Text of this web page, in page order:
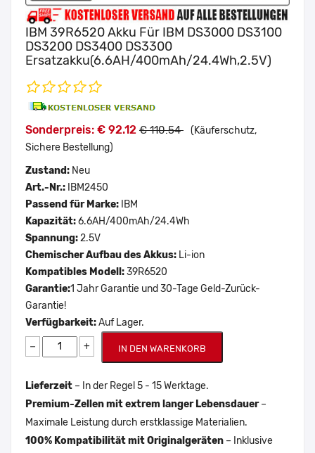
IBM 39R6520 Akku Für IBM DS3000 DS3100
DS3200 DS3400 DS3300
Ersatzakku(6.6AH/400mAh/24.4Wh,2.5V)
Sonderpreis: € 92.12 € 110.54 (Käuferschutz,
Sichere Bestellung)
Zustand: Neu
Art.-Nr.: IBM2450
Passend für Marke: IBM
Kapazität:6.6AH/400mAh/24.4Wh
Spannung:2.5V
Chemischer Aufbau des Akkus: Li-ion
Kompatibles Modell:39R6520
Garantie:1 Jahr Garantie und 30-Tage Geld-Zurück-
Garantie!
Verfügbarkeit:Auf Lager.
− + IN DEN WARENKORB
Lieferzeit – In der Regel 5 - 15 Werktage.
Premium-Zellen mit extrem langer Lebensdauer–
Maximale Leistung durch erstklassige Materialien.
100% Kompatibilität mit Originalgeräten – Inklusive